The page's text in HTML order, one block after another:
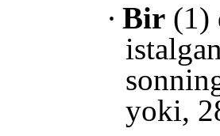
· Bir(1)
yoki,